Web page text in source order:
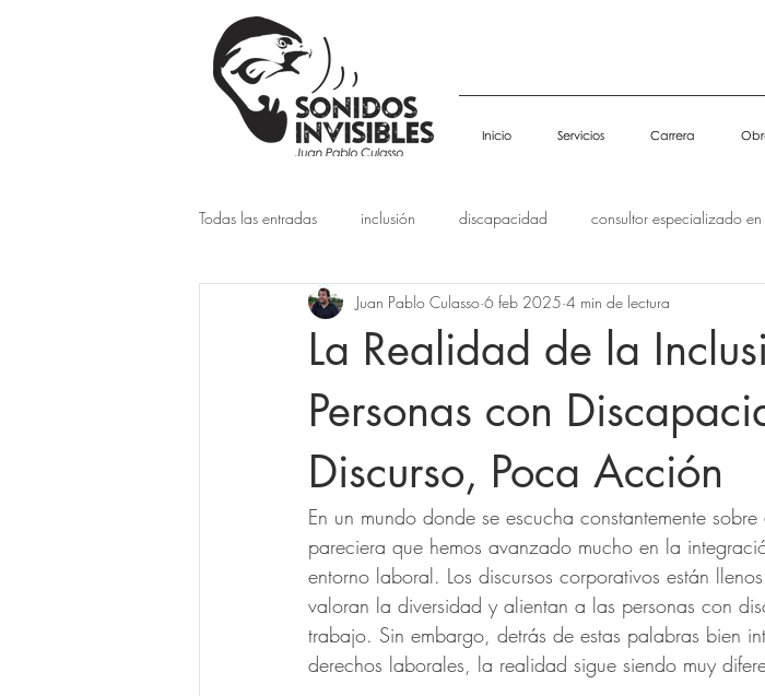
Inicio Servicios Carrera
Todas las entradas inclusión discapacidad consultor especializado
La Realidad de la
Personas con
Discurso, Poca Acción
Juan Pablo Culasso 6 feb 2025 4 min de lectura
En un mundo donde se escucha constantemente sobre
pareciera que hemos avanzado mucho en la
entorno laboral. Los discursos corporativos están
valoran la diversidad y alientan a las personas con
trabajo. Sin embargo, detrás de estas palabras bien
derechos laborales, la realidad sigue siendo muy